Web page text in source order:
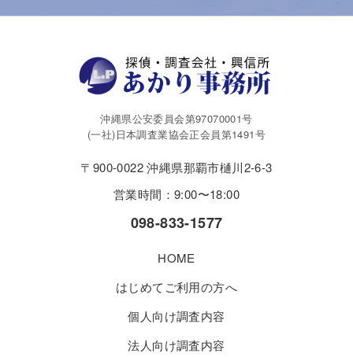
沖縄県公安委員会第97070001号
(一社)日本調査業協会正会員第1491号
〒900-0022 沖縄県那覇市樋川2-6-3
営業時間：9:00〜18:00
098-833-1577
HOME
はじめてご利用の方へ
個人向け調査内容
法人向け調査内容